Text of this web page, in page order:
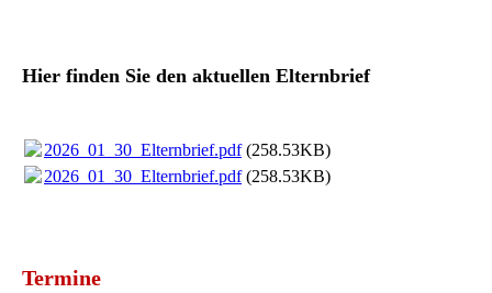
Hier finden Sie den aktuellen Elternbrief
2026_01_30_Elternbrief.pdf(258.53KB)
2026_01_30_Elternbrief.pdf(258.53KB)
Termine